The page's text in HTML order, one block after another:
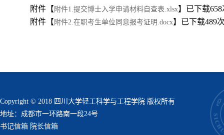
附件【 附件1.提交博士入学申请材料自查表.xlsx】已下载658
附件【 附件2.在职考生单位同意报考证明.docx】已下载489
Copyright © 2018 四川大学轻工科学与工程学院 版权所有
地址：成都市一环路南一段24号
书记信箱 院长信箱